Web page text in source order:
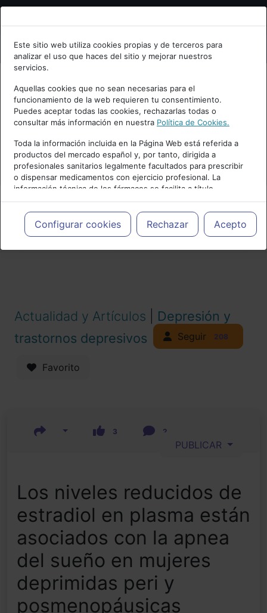
Bienvenid@ a psiquiatria.com
Escribe tu Email
Accede o regístrate con tu email.
Cancelar
Este sitio web utiliza cookies propias y de terceros para
analizar el uso que haces del sitio y mejorar nuestros
servicios.
Aquellas cookies que no sean necesarias para el
funcionamiento de la web requieren tu consentimiento.
Puedes aceptar todas las cookies, rechazarlas todas o
consultar más información en nuestra Política de Cookies.
Toda la información incluida en la Página Web está referida a
productos del mercado español y, por tanto, dirigida a
profesionales sanitarios legalmente facultados para prescribir
o dispensar medicamentos con ejercicio profesional. La
información técnica de los fármacos se facilita a título
meramente informativo, siendo responsabilidad de los
profesionales facultados prescribir medicamentos y decidir, en
cada caso concreto, el tratamiento más adecuado a las
necesidades del paciente.
Configurar cookies Rechazar Acepto
PUBLICIDAD
Actualidad y Artículos
Depresión y
trastornos depresivos
Seguir 208
Favorito
3 2
PUBLICAR
Los niveles reducidos de
estradiol en plasma están
asociados con la apnea
del sueño en mujeres
deprimidas peri y
posmenopáusicas